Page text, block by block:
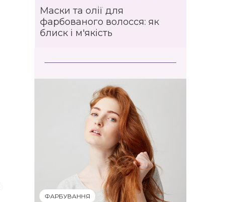
Маски та олії для
фарбованого волосся: як
блиск і м'якість
ФАРБУВАННЯ